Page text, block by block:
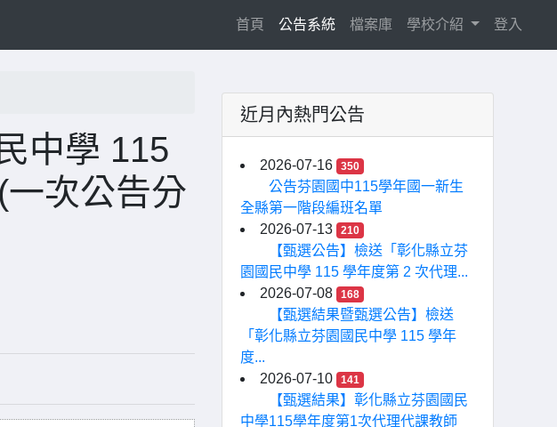
首頁 (current)
公告系統 檔案庫 學校介紹 登入
中學 115
次公告分
近月內熱門公告
2026-07-16 350
公告芬園國中115學年國一新生
全縣第一階段編班名單
2026-07-13
210
【甄選公告】檢送「彰化縣立芬
園國民中學 115 學年度第 2 次代理...
2026-07-08
168
【甄選結果暨甄選公告】檢送
「彰化縣立芬園國民中學 115 學年
度...
2026-07-10
141
【甄選結果】彰化縣立芬園國民
中學115學年度第1次代理代課教師